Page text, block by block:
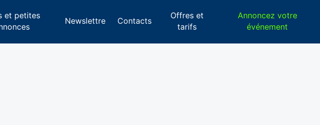
et petites
Newslettre Contacts
Offres et
tarifs
Annoncez votre
événement